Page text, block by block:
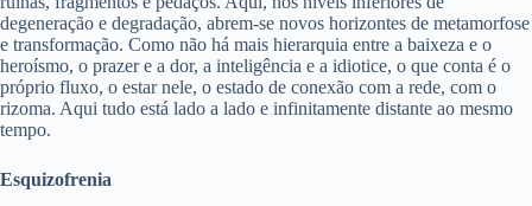
degeneração e degradação, abrem-se novos horizontes de metamorfose
e transformação. Como não há mais hierarquia entre a baixeza e o
heroísmo, o prazer e a dor, a inteligência e a idiotice, o que conta é o
próprio fluxo, o estar nele, o estado de conexão com a rede, com o
rizoma. Aqui tudo está lado a lado e infinitamente distante ao mesmo
tempo.
Esquizofrenia